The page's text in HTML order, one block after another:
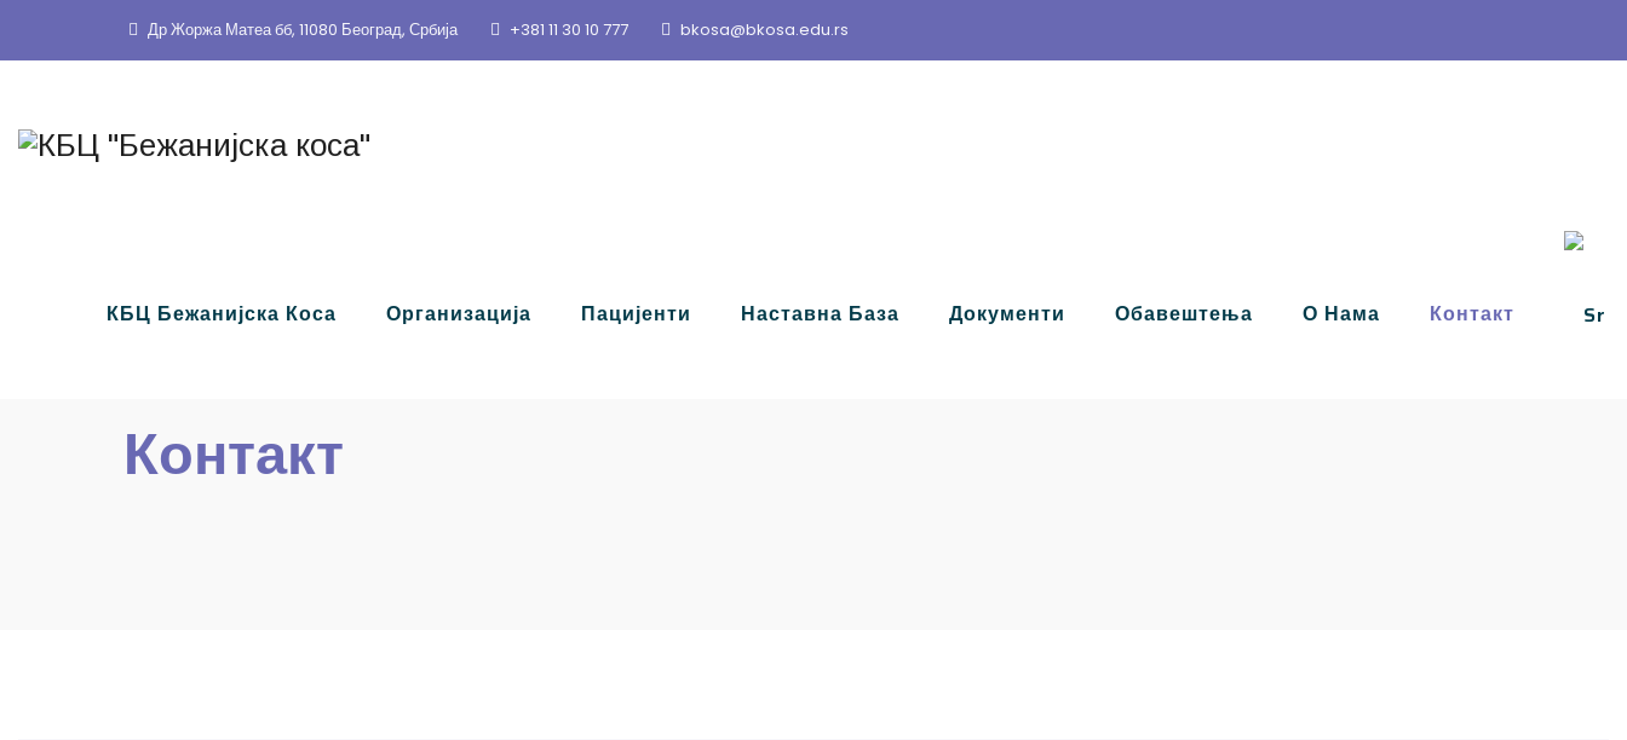
Др Жоржа Матеа бб, 11080 Београд, Србија +381 11 30 10 777 bkosa@bkosa.edu.rs
КБЦ Бежанијска Коса Организација Пацијенти Наставна База Документи Обавештења О Нама Контакт
+381
Контакт